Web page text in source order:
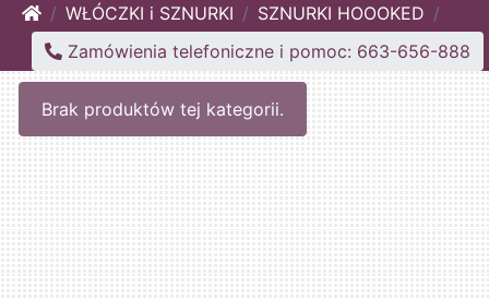
HomeWŁÓCZKI i SZNURKI
SZNURKI HOOOKED
Zamówienia telefoniczne i pomoc: 663-656-888
Brak produktów tej kategorii.